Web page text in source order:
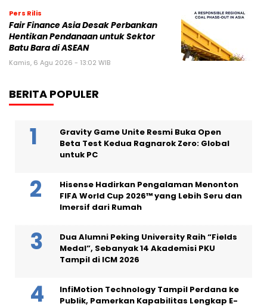
Pers Rilis
Fair Finance Asia Desak Perbankan
Hentikan Pendanaan untuk Sektor
Batu Bara di ASEAN
Kamis, 6 Agu 2026 - 13:02 WIB
BERITA POPULER
Gravity Game Unite Resmi Buka Open
Beta Test Kedua Ragnarok Zero: Global
untuk PC
Hisense Hadirkan Pengalaman Menonton
FIFA World Cup 2026™ yang Lebih Seru dan
Imersif dari Rumah
Dua Alumni Peking University Raih “Fields
Medal”, Sebanyak 14 Akademisi PKU
Tampil di ICM 2026
InfiMotion Technology Tampil Perdana ke
Publik, Pamerkan Kapabilitas Lengkap E-